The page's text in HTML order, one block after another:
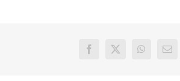
Facebook
X WhatsApp
E-